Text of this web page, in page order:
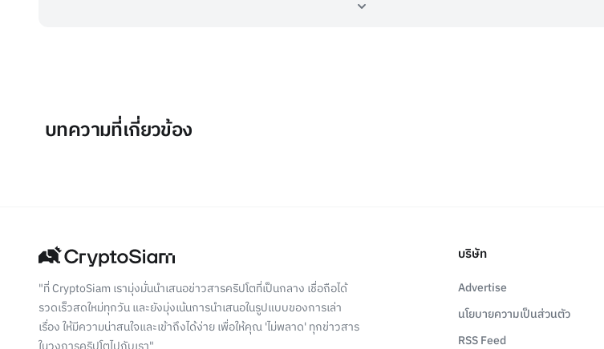
บทความที่เกี่ยวข้อง
"ที่ CryptoSiam เรามุ่งมั่นนำเสนอข่าวสารคริปโตที่เป็นกลาง เชื่อถือได้
รวดเร็วสดใหม่ทุกวัน และยังมุ่งเน้นการนำเสนอในรูปแบบของการเล่า
เรื่อง ให้มีความน่าสนใจและเข้าถึงได้ง่าย เพื่อให้คุณ 'ไม่พลาด' ทุกข่าวสาร
บริษัท
Advertise
นโยบายความเป็นส่วนตัว
RSS Feed